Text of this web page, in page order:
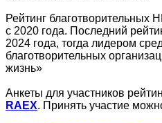
Рейтинг благотворительных
с 2020 года. Последний
2024 года, тогда лидером
благотворительных
жизнь»
Анкеты для участников
RAEX. Принять участие